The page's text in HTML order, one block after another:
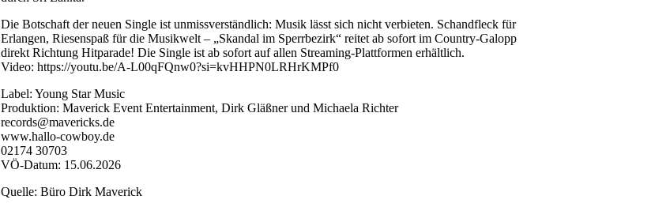
Die Botschaft der neuen Single ist unmissverständlich: Musik lässt sich nicht verbieten. Schandfleck für
Erlangen, Riesenspaß für die Musikwelt – „Skandal im Sperrbezirk“ reitet ab sofort im Country-Galopp
direkt Richtung Hitparade! Die Single ist ab sofort auf allen Streaming-Plattformen erhältlich.
Video: https://youtu.be/A-L00qFQnw0?si=kvHHPN0LRHrKMPf0
Label: Young Star Music
Produktion: Maverick Event Entertainment, Dirk Gläßner und Michaela Richter
records@mavericks.de
www.hallo-cowboy.de
02174 30703
VÖ-Datum: 15.06.2026
Quelle: Büro Dirk Maverick